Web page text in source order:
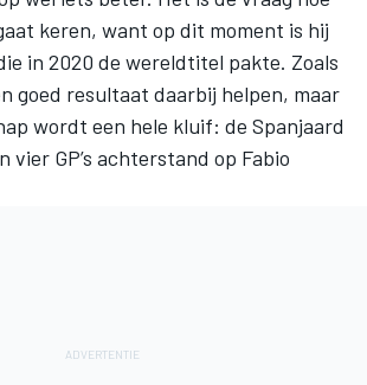
keren, want op dit moment is hij
in 2020 de wereldtitel pakte. Zoals
goed resultaat daarbij helpen, maar
wordt een hele kluif: de Spanjaard
vier GP’s achterstand op Fabio